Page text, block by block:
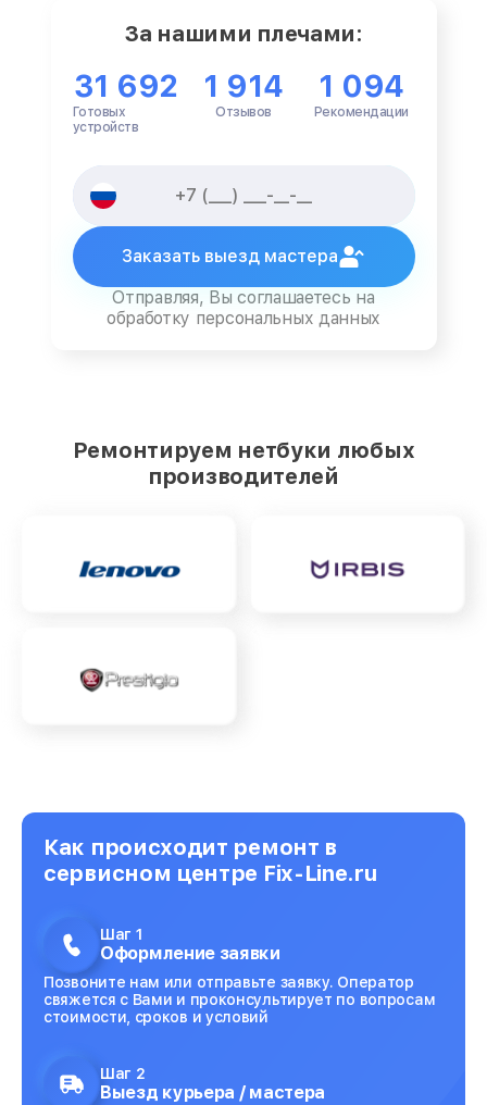
За нашими плечами:
31 692
Готовых
устройств
1 914
Отзывов
1 094
Рекомендации
Заказать выезд мастера
Отправляя, Вы соглашаетесь на
обработку персональных данных
Ремонтируем нетбуки любых
производителей
Как происходит ремонт в
сервисном центре Fix-Line.ru
Шаг 1
Оформление заявки
Позвоните нам или отправьте заявку. Оператор
свяжется с Вами и проконсультирует по вопросам
стоимости, сроков и условий
Шаг 2
Выезд курьера / мастера